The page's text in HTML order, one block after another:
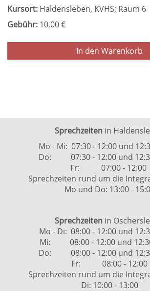
Kursort: Haldensleben, KVHS; Raum 6
Gebühr: 10,00 €
In den Warenkorb
Sprechzeiten in
Mo - Mi: 07:30 - 12:00 und
Do: 07:30 - 12:00 und
Fr: 07:00 - 12:00
Sprechzeiten rund um die
Mo und Do: 13:00 -
Sprechzeiten in
Mo - Di: 08:00 - 12:00 und
Mi: 08:00 - 12:00 und
Do: 08:00 - 12:00 und
Fr: 08:00 - 12:00
Sprechzeiten rund um die
Di: 10:00 - 13:00